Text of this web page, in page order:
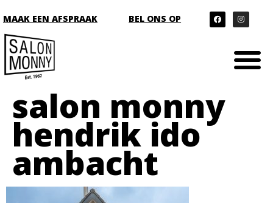
MAAK EEN AFSPRAAK BEL ONS OP
salon monny
hendrik ido
ambacht